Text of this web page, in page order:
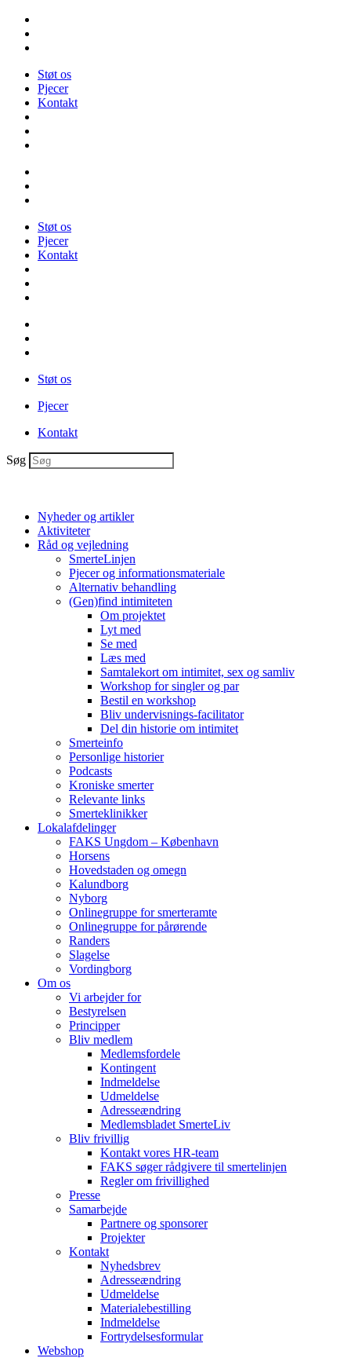
Videre
indhold
Støt os
Pjecer
Kontakt
Støt os
Pjecer
Kontakt
Støt os
Pjecer
Kontakt
Søg
Nyheder og artikler
Aktiviteter
Råd og vejledning
SmerteLinjen
Pjecer og informationsmateriale
Alternativ behandling
(Gen)find intimiteten
Om projektet
Lyt med
Se med
Læs med
Samtalekort om intimitet, sex og samliv
Workshop for singler og par
Bestil en workshop
Bliv undervisnings-facilitator
Del din historie om intimitet
Smerteinfo
Personlige historier
Podcasts
Kroniske smerter
Relevante links
Smerteklinikker
Lokalafdelinger
FAKS Ungdom – København
Horsens
Hovedstaden og omegn
Kalundborg
Nyborg
Onlinegruppe for smerteramte
Onlinegruppe for pårørende
Randers
Slagelse
Vordingborg
Om os
Vi arbejder for
Bestyrelsen
Principper
Bliv medlem
Medlemsfordele
Kontingent
Indmeldelse
Udmeldelse
Adresseændring
Medlemsbladet SmerteLiv
Bliv frivillig
Kontakt vores HR-team
FAKS søger rådgivere til smertelinjen
Regler om frivillighed
Presse
Samarbejde
Partnere og sponsorer
Projekter
Kontakt
Nyhedsbrev
Adresseændring
Udmeldelse
Materialebestilling
Indmeldelse
Fortrydelsesformular
Webshop